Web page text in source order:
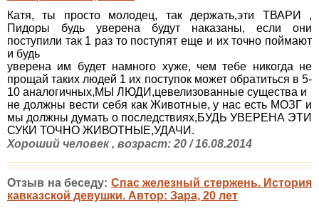
Катя, ты просто молодец, так держать,эти ТВАРИ ,
Пидоры будь уверена будут наказаны, если они
поступили так 1 раз то поступят еще и их точно поймают
и будь
уверена им будет намного хуже, чем тебе никогда не
прощай таких людей 1 их поступок может обратиться в 5-
10 аналогичных,МЫ ЛЮДИ,цевелизованные существа и
не должны вести себя как Животные, у нас есть МОЗГ и
мы должны думать о последствиях,БУДЬ УВЕРЕНА ЭТИ
СУКИ ТОЧНО ЖИВОТНЫЕ,УДАЧИ.
Хороший человек , возраст: 20 / 16.08.2014
Отзыв на беседу: Спас железный стержень. История
кавказской девушки. Автор: Зара, 20 лет